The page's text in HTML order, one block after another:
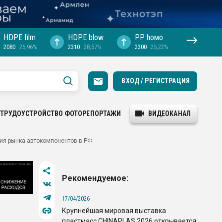
HDPE film
2080 25,96%
HDPE blow
2310 28,57%
PP hомо
2300 25,22%
ВХОД / РЕГИСТРАЦИЯ
ТРУДОУСТРОЙСТВО ФОТОРЕПОРТАЖИ ВИДЕОКАНАЛ
рынка автокомпонентов в РФ
Рекомендуемое:
17/04/2026
Крупнейшая мировая выставка